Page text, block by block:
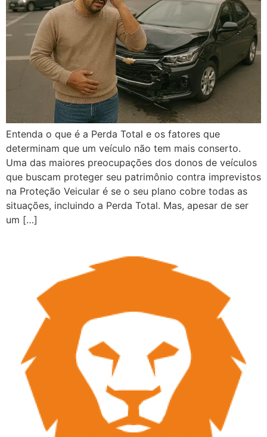
Entenda o que é a Perda Total e os fatores que
determinam que um veículo não tem mais conserto.
Uma das maiores preocupações dos donos de veículos
que buscam proteger seu patrimônio contra imprevistos
na Proteção Veicular é se o seu plano cobre todas as
situações, incluindo a Perda Total. Mas, apesar de ser
um […]